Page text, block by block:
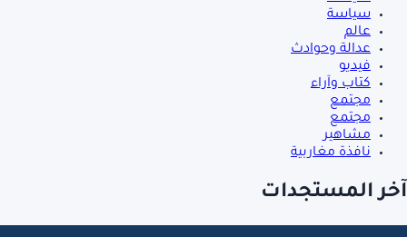
سياسة
عالم
عدالة وحوادث
فيديو
كتاب وآراء
مجتمع
مجتمع
مشاهير
نافذة مغاربية
آخر المستجدات